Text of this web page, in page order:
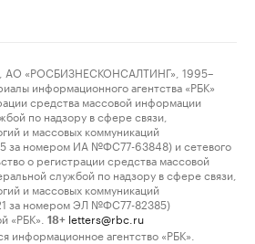
«РОСБИЗНЕСКОНСАЛТИНГ», 1995–
информационного агентства «РБК»
средства массовой информации
по надзору в сфере связи,
и массовых коммуникаций
за номером ИА №ФС77-63848) и сетевого
о регистрации средства массовой
службой по надзору в сфере связи,
и массовых коммуникаций
за номером ЭЛ №ФС77-82385)
«РБК».
18+ letters@rbc.ru
информационное агентство «РБК».